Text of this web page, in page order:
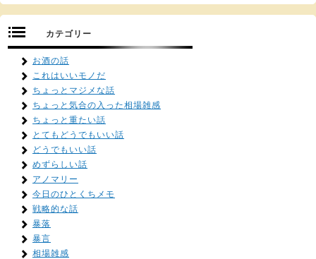
カテゴリー
お酒の話
これはいいモノだ
ちょっとマジメな話
ちょっと気合の入った相場雑感
ちょっと重たい話
とてもどうでもいい話
どうでもいい話
めずらしい話
アノマリー
今日のひとくちメモ
戦略的な話
暴落
暴言
相場雑感